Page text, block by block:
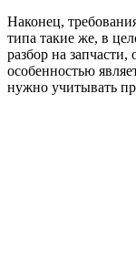
Наконец,
типа такие же, в
разбор на
особенностью
нужно учитывать